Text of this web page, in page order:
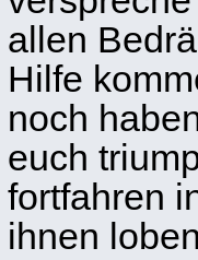
allen
Hilfe
noch
euch
fortfahren
ihnen